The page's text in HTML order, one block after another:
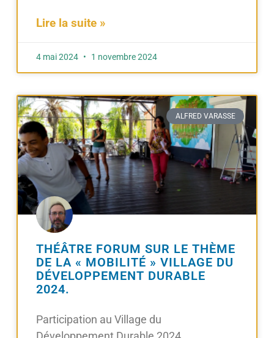
Lire la suite »
4 mai 2024 1 novembre 2024
ALFRED VARASSE
THÉÂTRE FORUM SUR LE THÈME
DE LA « MOBILITÉ » VILLAGE DU
DÉVELOPPEMENT DURABLE
2024.
Participation au Village du